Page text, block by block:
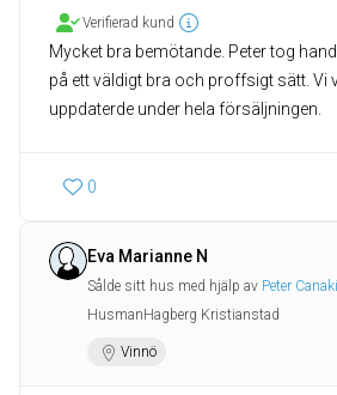
Verifierad kund
Mycket bra bemötande. Peter tog
på ett väldigt bra och proffsigt sätt. Vi
0
Eva Marianne N
Sålde sitt hus med hjälp av Peter Canaki
HusmanHagberg Kristianstad
Vinnö